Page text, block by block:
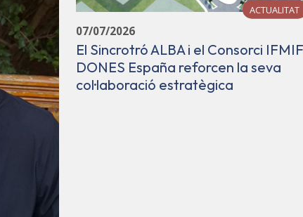
ACTUALITAT
07/07/2026
El Sincrotró ALBA i el Consorci
DONES España reforcen la seva
col·laboració estratègica